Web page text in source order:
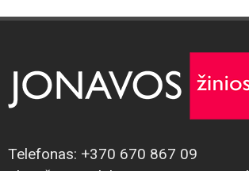
Telefonas: +370 670 867 09